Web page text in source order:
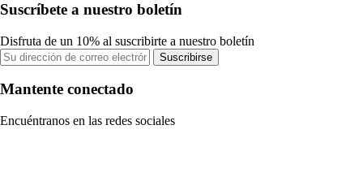
Suscríbete a nuestro boletín
Disfruta de un 10% al suscribirte a nuestro boletín
Suscribirse
Mantente conectado
Encuéntranos en las redes sociales